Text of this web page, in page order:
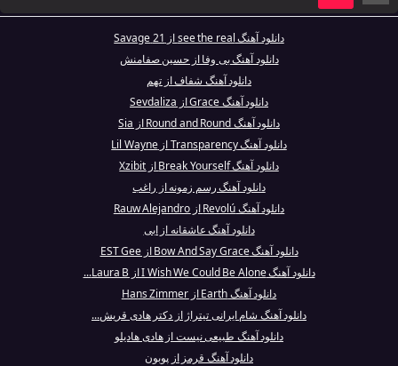
دانلود آهنگ see the real از 21 Savage
دانلود آهنگ بی وفا از حسین صفامنش
دانلود آهنگ شفاف از تهم
دانلود آهنگ Grace از Sevdaliza
دانلود آهنگ Round and Round از Sia
دانلود آهنگ Transparency از Lil Wayne
دانلود آهنگ Break Yourself از Xzibit
دانلود آهنگ رسم زمونه از راغب
دانلود آهنگ Revolú از Rauw Alejandro
دانلود آهنگ عاشقانه از ابی
دانلود آهنگ Bow And Say Grace از EST Gee
دانلود آهنگ I Wish We Could Be Alone از Laura B...
دانلود آهنگ Earth از Hans Zimmer
دانلود آهنگ شام ایرانی تیتراژ از دکتر هادی قریش...
دانلود آهنگ طبیعی نیست از هادی هادیلو
دانلود آهنگ قرمز از پوبون